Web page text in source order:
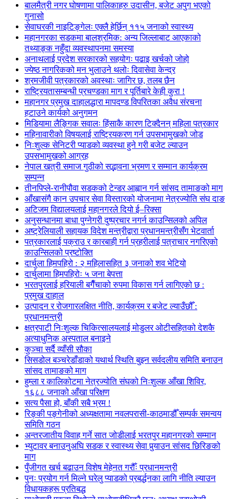
बालमैत्री नगर घोषणामा पालिकाहरु उदासीन, बजेट अपुग भएको
गुनासो
सेवाघरकी नाइटिङ्गेलः एक्लै हेर्छिन् ११५ जनाको स्वास्थ्य
महानगरका सडकमा बालश्रमिक: अन्य जिल्लाबाट आएकाको
तथ्याङ्क नहुँदा व्यवस्थापनमा समस्या
अनाथलाई प्रदेश सरकारको सहयोगः पढाइ खर्चको जोहो
ज्येष्ठ नागरिकको मन भुलाउने थलोः दिवासेवा केन्द्र
श्रमजीवी पत्रकारको अवस्थाः जागिर छ, तलब छैन
राष्ट्रियतासम्बन्धी प्रचण्डका माग र पूर्तिबारे केही कुरा !
महानगर प्रमुख दाहालद्धारा मापदण्ड विपरितका अवैध संरचना
हटाउने कार्यको अनुगमन
मिडियामा लैङ्गिक सवालः हिंसाकै कारण टिक्दैनन् महिला पत्रकार
महिनावारीको विषयलाई राष्ट्रियकरण गर्न उपसभामुखको जोड
निःशुल्क सेनिटरी प्याडको व्यवस्था हुने गरी बजेट ल्याउन
उपसभामुखको आग्रह
नेपाल खत्री समाज गुठीको सद्भावना भ्रमण र सम्मान कार्यक्रम
सम्पन्न
तीनपिप्ले-रानीपौवा सडकको टेन्डर आह्वान गर्न सांसद तामाङको माग
आँखासंगै कान उपचार सेवा विस्तारको योजनामा नेत्रज्योति संघ दाङ
अटिजम विद्यालयलाई महानगरले दियो ई–रिक्सा
अनुसन्धानमा बाधा पुग्नेगरी दुष्प्रचार नगर्न काउन्सिलको अपिल
अष्ट्रेलियाली सहायक विदेश मन्त्रीद्वारा प्रधानमन्त्रीसँग भेटवार्ता
पत्रकारलाई पक्राउ र कारबाही गर्न प्रहरीलाई पत्राचार नगरिएको
काउन्सिलको प्रष्टोक्ति
दार्चुला हिमपहिरो : २ महिलासहित ३ जनाको शव भेटियो
दार्चुलामा हिमपहिरोः ५ जना बेपत्ता
भरतपुरलाई हरियाली बगैँचाको रुपमा विकास गर्न लागिएको छ :
प्रमुख दाहाल
उत्पादन र रोजगारलक्षित नीति, कार्यक्रम र बजेट ल्याउँछौँ :
प्रधानमन्त्री
क्षत्रपाटी निःशुल्क चिकित्सालयलाई मोडुलर ओटीसहितको देशकै
अत्याधुनिक अस्पताल बनाइने
कुञ्चा सर्दै व्याँसी सौका
सिसडोल बञ्चरेडाँडाको यथार्थ स्थिति बुझ्न सर्वदलीय समिति बनाउन
सांसद तामाङको माग
हुम्ला र कालिकोटमा नेत्रज्योति संघको निःशुल्क आँखा शिविर,
१६८८ जनाको आँखा परिक्षण
सत्य पैसा हो, बाँकी सबै भ्रम !
रिङ्की पङ्गेनीको अध्यक्षतामा नवलपरासी-काठमाडौँ सम्पर्क समन्वय
समिति गठन
अन्तरजातीय विवाह गर्ने सात जोडीलाई भरतपुर महानगरको सम्मान
भ्युटावर बनाउनुअघि सडक र स्वास्थ्य सेवा पुर्‍याउन सांसद छिरिङको
माग
पुँजीगत खर्च बढाउन विशेष मेहेनत गरौँः प्रधानमन्त्री
पुनः प्रयोग गर्न मिल्ने घरेलु प्याडको प्रबर्द्धनका लागि नीति ल्याउन
विधायकहरू प्रतिबद्ध